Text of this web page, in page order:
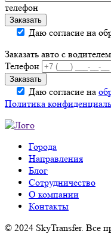
телефон
Даю согласие на
Заказать авто с водителем
Телефон
Даю согласие на
Политика
Города
Направления
Блог
Сотрудничество
О компании
Контакты
© 2024 SkyTransfer. Все